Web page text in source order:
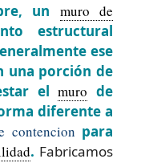
un muro de
estructural
ese
una porción de
elmuro de
diferente a
contencion para
. Fabricamos